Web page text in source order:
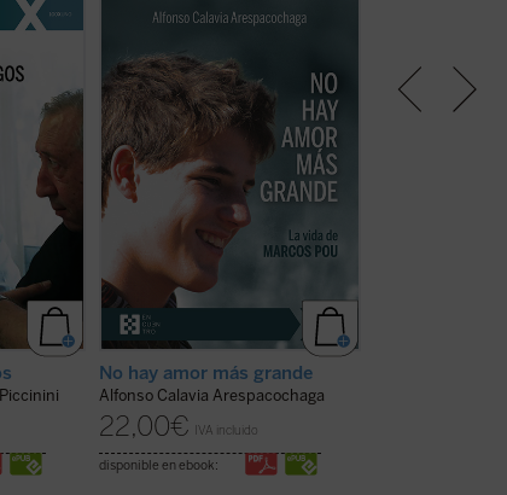
el
en mayo
e
región
A
años
La historia de Marcos recuerda,
vivir de verdad y que existen
presencias humanas que, por la
manera en que nos miran, nos
hacen vislumbrar aquello para lo
que hemos sido creados. Este
libro ofrece un espacio para
escuchar su voz....
(ver ficha)
No hay amor más grande
Alfonso Calavia Arespacochaga
22,00€ IVA incluido
disponible en ebook:
mártires, en
explosión
la persecución